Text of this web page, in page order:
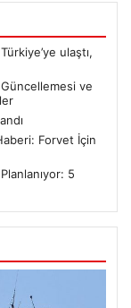
ulaştı,
ve
Forvet İçin
5